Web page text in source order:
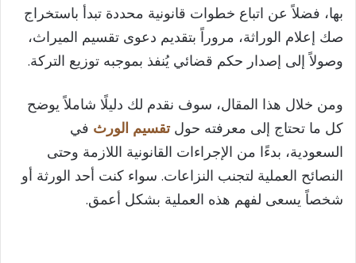
بها، فضلاً عن اتباع خطوات قانونية محددة تبدأ باستخراج
صك إعلام الوراثة، مروراً بتقديم دعوى تقسيم الميراث،
وصولاً إلى إصدار حكم قضائي يُنفذ بموجبه توزيع التركة.
ومن خلال هذا المقال، سوف نقدم لك دليلًا شاملاً يوضح
كل ما تحتاج إلى معرفته حولتقسيم الورث في
السعودية، بدءًا من الإجراءات القانونية اللازمة وحتى
النصائح العملية لتجنب النزاعات. سواء كنت أحد الورثة أو
شخصاً يسعى لفهم هذه العملية بشكل أعمق.